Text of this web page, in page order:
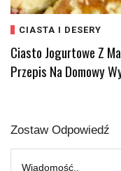
CIASTA I DESERY
Ciasto Jogurtowe Z
Przepis Na Domowy
Zostaw Odpowiedź